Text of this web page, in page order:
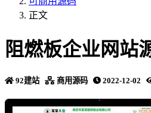
正文
阻燃板企业网站
92建站 商用源码 2022-12-02